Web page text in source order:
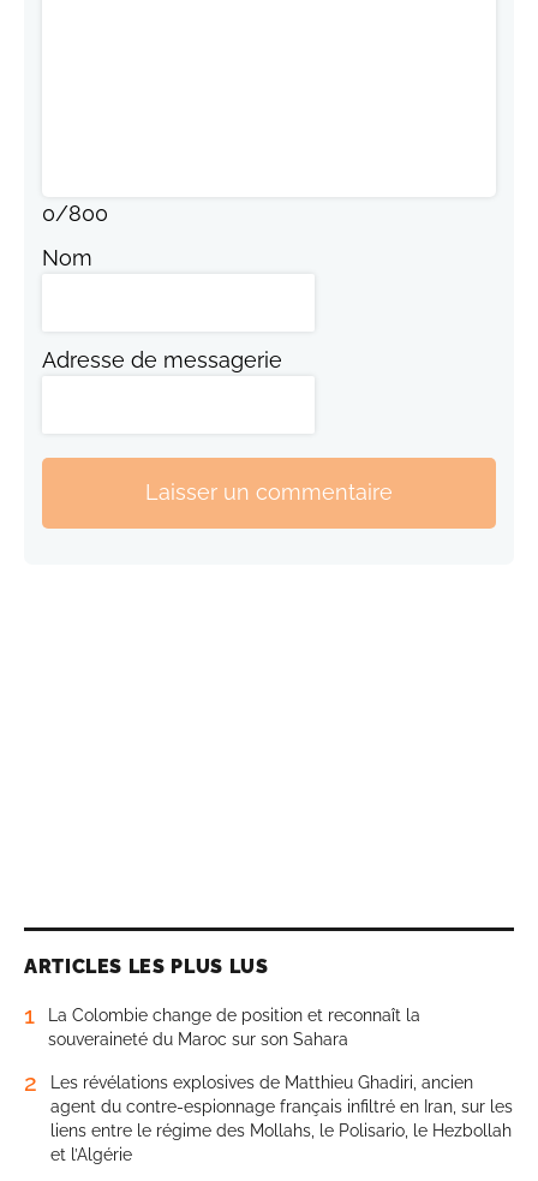
0/800
Nom
Adresse de messagerie
Laisser un commentaire
ARTICLES LES PLUS LUS
1
La Colombie change de position et reconnaît la
souveraineté du Maroc sur son Sahara
2
Les révélations explosives de Matthieu Ghadiri, ancien
agent du contre-espionnage français infiltré en Iran, sur les
liens entre le régime des Mollahs, le Polisario, le Hezbollah
et l’Algérie